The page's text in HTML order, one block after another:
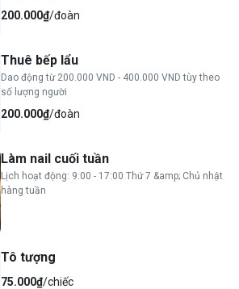
200.000₫/đoàn
Thuê bếp lẩu
Dao động từ 200.000 VND - 400.000 VND tùy theo
số lượng người
200.000₫/đoàn
Làm nail cuối tuần
Lịch hoạt động: 9:00 - 17:00 Thứ 7 &amp; Chủ nhật
hàng tuần
Tô tượng
75.000₫/chiếc